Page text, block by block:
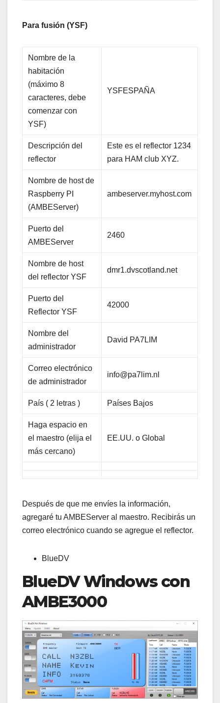
Para fusión (YSF)
Nombre de la
habitación
(máximo 8
caracteres, debe
comenzar con
YSF)
YSFESPAÑA
Descripción del
reflector
Este es el reflector 1234
para HAM club XYZ.
Nombre de host de
Raspberry PI
(AMBEServer)
ambeserver.myhost.com
Puerto del
AMBEServer
2460
Nombre de host
del reflector YSF
dmr1.dvscotland.net
Puerto del
Reflector YSF
42000
Nombre del
administrador
David PA7LIM
Correo electrónico
de administrador
info@pa7lim.nl
País ( 2 letras ) Países Bajos
Haga espacio en
el maestro (elija el
más cercano)
EE.UU. o Global
Después de que me envíes la información,
agregaré tu AMBEServer al maestro. Recibirás un
correo electrónico cuando se agregue el reflector.
BlueDV
BlueDV Windows con
AMBE3000